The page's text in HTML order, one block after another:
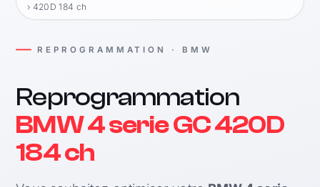
› 420D 184 ch
REPROGRAMMATION · BMW
Reprogrammation
BMW 4 serie GC 420D
184 ch